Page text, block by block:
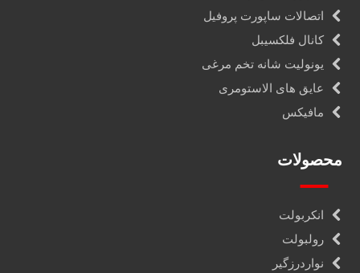
اتصالات ساپورت پروفیل
کانال فلکسیبل
یونولیت شانه تخم مرغی
عایق های الاستومری
مافیکس
محصولات
انکربولت
رولبولت
نواردرزگیر